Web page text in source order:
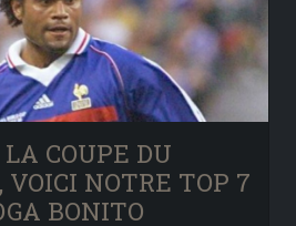
LA COUPE DU
VOICI NOTRE TOP 7
BONITO